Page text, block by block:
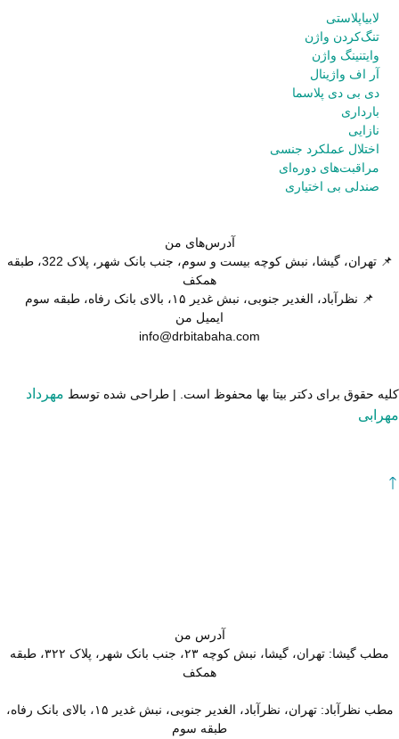
لابیاپلاستی
تنگ‌کردن واژن
وایتنینگ واژن
آر اف واژینال
دی بی دی پلاسما
بارداری
نازایی
اختلال عملکرد جنسی
مراقبت‌های دوره‌ای
صندلی بی اختیاری
آدرس‌هایمن
📌 تهران، گیشا، نبش کوچه بیست و سوم، جنب بانک شهر، پلاک 322، طبقه
همکف
📌 نظرآباد، الغدیر جنوبی، نبش غدیر ۱۵، بالای بانک رفاه، طبقه سوم
ایمیلمن
info@drbitabaha.com
حقوق برای دکتر بیتا بها محفوظ است. | طراحی شده توسطمهرداد
آدرسمن
مطب گیشا: تهران، گیشا، نبش کوچه ۲۳، جنب بانک شهر، پلاک ۳۲۲، طبقه
همکف
مطب نظرآباد: تهران، نظرآباد، الغدیر جنوبی، نبش غدیر ۱۵، بالای بانک رفاه،
طبقه سوم